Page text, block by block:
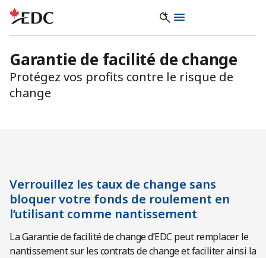
Garantie de facilité de change
Protégez vos profits contre le risque de
change
Verrouillez les taux de change sans
bloquer votre fonds de roulement en
l’utilisant comme nantissement
La Garantie de facilité de change d’EDC peut remplacer le
nantissement sur les contrats de change et faciliter ainsi la